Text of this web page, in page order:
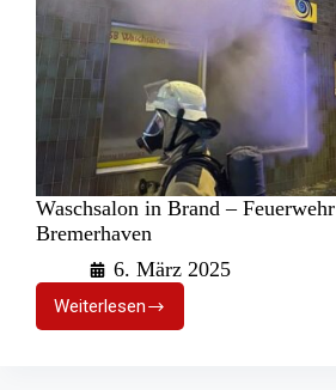
Waschsalon in Brand – Feuerwehr
Bremerhaven
6. März 2025
WeiterlesenWaschsalon
in